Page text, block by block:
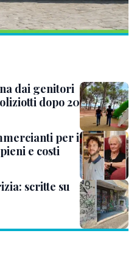
dai genitori
dopo 20
per i
e costi
scritte su